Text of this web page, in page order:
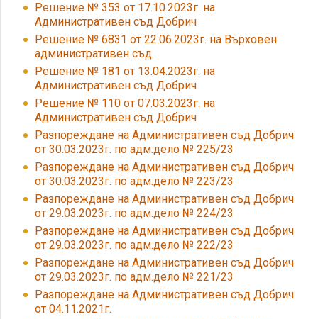
Решение № 353 от 17.10.2023г. на
Административен съд Добрич
Решение № 6831 от 22.06.2023г. на Върховен
административен съд
Решение № 181 от 13.04.2023г. на
Административен съд Добрич
Решение № 110 от 07.03.2023г. на
Административен съд Добрич
Разпореждане на Административен съд Добрич
от 30.03.2023г. по адм.дело № 225/23
Разпореждане на Административен съд Добрич
от 30.03.2023г. по адм.дело № 223/23
Разпореждане на Административен съд Добрич
от 29.03.2023г. по адм.дело № 224/23
Разпореждане на Административен съд Добрич
от 29.03.2023г. по адм.дело № 222/23
Разпореждане на Административен съд Добрич
от 29.03.2023г. по адм.дело № 221/23
Разпореждане на Административен съд Добрич
от 04.11.2021г.